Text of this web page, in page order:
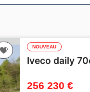
NOUVEAU
Iveco daily
256 230 €